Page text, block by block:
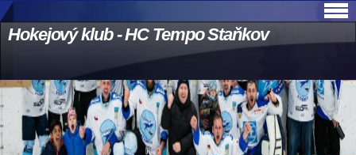
Hokejový klub - HC Tempo Staňkov